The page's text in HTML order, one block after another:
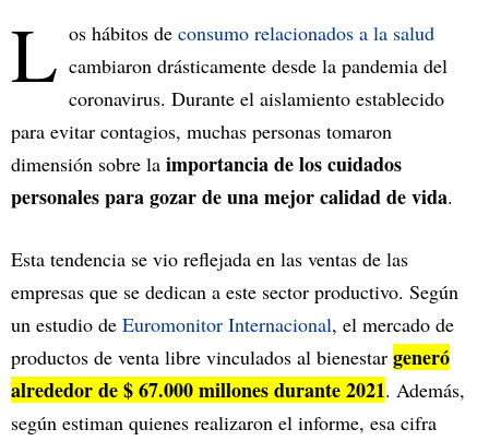
L os hábitos de consumo relacionados a la salud
cambiaron drásticamente desde la pandemia del
coronavirus. Durante el aislamiento establecido
para evitar contagios, muchas personas tomaron
dimensión sobre la importancia de los cuidados
personales para gozar de una mejor calidad de vida.
Esta tendencia se vio reflejada en las ventas de las
empresas que se dedican a este sector productivo. Según
un estudio de Euromonitor Internacional, el mercado de
productos de venta libre vinculados al bienestar generó
alrededor de $ 67.000 millones durante 2021. Además,
según estiman quienes realizaron el informe, esa cifra